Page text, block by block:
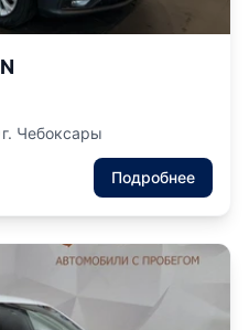
г. Чебоксары
Подробнее